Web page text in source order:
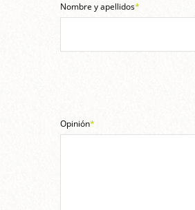
Nombre y apellidos*
Opinión*